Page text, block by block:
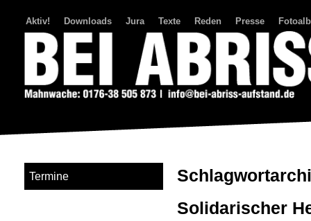
Aktiv! Downloads Jura Texte Reden Presse
Solidarischer
Termine